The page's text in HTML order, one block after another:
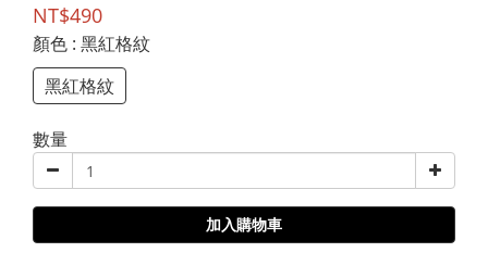
NT$490
顏色 : 黑紅格紋
黑紅格紋
數量
加入購物車